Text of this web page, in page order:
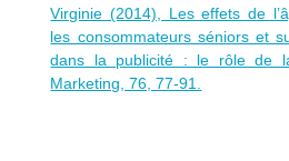
Virginie (2014), Les effets de
les consommateurs séniors et
dans la publicité : le rôle de
Marketing, 76, 77-91.